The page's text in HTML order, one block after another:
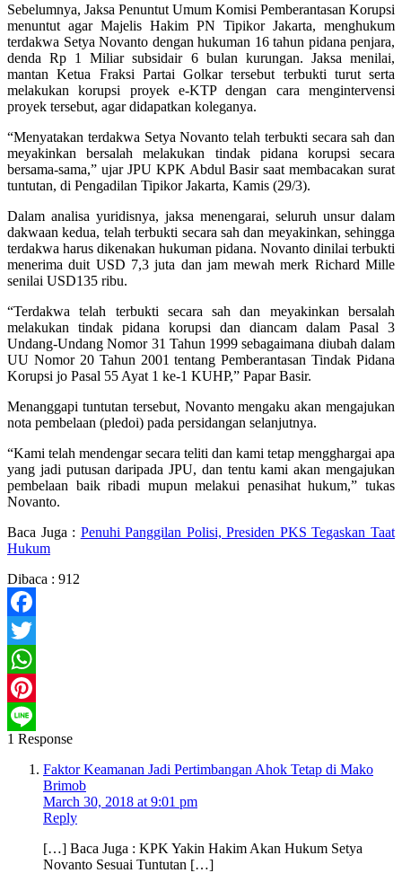
Sebelumnya, Jaksa Penuntut Umum Komisi Pemberantasan Korupsi
menuntut agar Majelis Hakim PN Tipikor Jakarta, menghukum
terdakwa Setya Novanto dengan hukuman 16 tahun pidana penjara,
denda Rp 1 Miliar subsidair 6 bulan kurungan. Jaksa menilai,
mantan Ketua Fraksi Partai Golkar tersebut terbukti turut serta
melakukan korupsi proyek e-KTP dengan cara mengintervensi
proyek tersebut, agar didapatkan koleganya.
“Menyatakan terdakwa Setya Novanto telah terbukti secara sah dan
meyakinkan bersalah melakukan tindak pidana korupsi secara
bersama-sama,” ujar JPU KPK Abdul Basir saat membacakan surat
tuntutan, di Pengadilan Tipikor Jakarta, Kamis (29/3).
Dalam analisa yuridisnya, jaksa menengarai, seluruh unsur dalam
dakwaan kedua, telah terbukti secara sah dan meyakinkan, sehingga
terdakwa harus dikenakan hukuman pidana. Novanto dinilai terbukti
menerima duit USD 7,3 juta dan jam mewah merk Richard Mille
senilai USD135 ribu.
“Terdakwa telah terbukti secara sah dan meyakinkan bersalah
melakukan tindak pidana korupsi dan diancam dalam Pasal 3
Undang-Undang Nomor 31 Tahun 1999 sebagaimana diubah dalam
UU Nomor 20 Tahun 2001 tentang Pemberantasan Tindak Pidana
Korupsi jo Pasal 55 Ayat 1 ke-1 KUHP,” Papar Basir.
Menanggapi tuntutan tersebut, Novanto mengaku akan mengajukan
nota pembelaan (pledoi) pada persidangan selanjutnya.
“Kami telah mendengar secara teliti dan kami tetap mengghargai apa
yang jadi putusan daripada JPU, dan tentu kami akan mengajukan
pembelaan baik ribadi mupun melakui penasihat hukum,” tukas
Novanto.
Baca Juga : Penuhi Panggilan Polisi, Presiden PKS Tegaskan Taat
Hukum
Dibaca : 912
Facebook
Twitter
WhatsApp
Pinterest
Line
1 Response
Faktor Keamanan Jadi Pertimbangan Ahok Tetap di Mako
Brimob
March 30, 2018 at 9:01 pm
Reply
[…] Baca Juga : KPK Yakin Hakim Akan Hukum Setya
Novanto Sesuai Tuntutan […]